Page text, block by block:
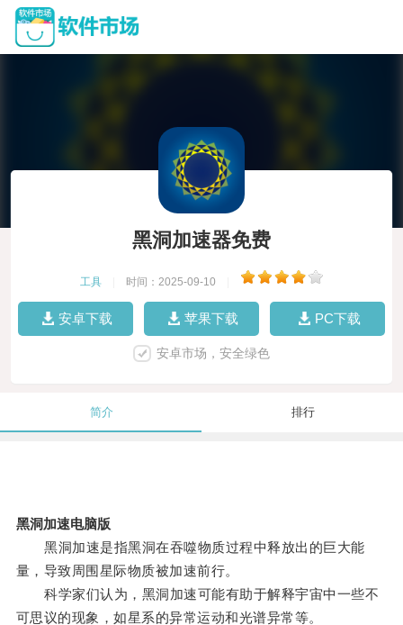
黑洞加速器免费
工具 时间：2025-09-10
安卓下载 苹果下载 PC下载
安卓市场，安全绿色
简介 排行
黑洞加速电脑版
黑洞加速是指黑洞在吞噬物质过程中释放出的巨大能
量，导致周围星际物质被加速前行。
科学家们认为，黑洞加速可能有助于解释宇宙中一些不
可思议的现象，如星系的异常运动和光谱异常等。